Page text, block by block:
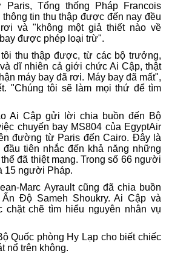
Tổng thống Pháp Francois
tin thu thập được đến nay đều
và "không một giả thiết nào về
được phép loại trừ".
thu thập được, từ các bộ trưởng,
dĩ nhiên cả giới chức Ai Cập, thật
máy bay đã rơi. Máy bay đã mất",
"Chúng tôi sẽ làm mọi thứ để tìm
Ai Cập gửi lời chia buồn đến Bộ
chuyến bay MS804 của EgyptAir
đường từ Paris đến Cairo. Đây là
tiên nhắc đến khả năng những
đã thiệt mạng. Trong số 66 người
15 người Pháp.
Marc Ayrault cũng đã chia buồn
Độ Sameh Shoukry. Ai Cập và
chặt chẽ tìm hiểu nguyên nhân vụ
Quốc phòng Hy Lạp cho biết chiếc
nổ trên không.